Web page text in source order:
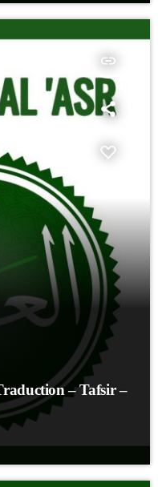
insert_link
– Tafsir –